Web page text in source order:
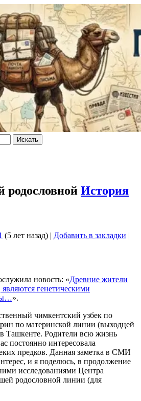
Искать
родословной История
(5 лет назад) | Добавить в закладки |
новость: «Древние жители
генетическими
».
чимкентский узбек по
по материнской линии (выходцей
Ташкенте. Родители всю жизнь
постоянно интересовала
предков. Данная заметка в СМИ
и я поделюсь, в продолжение
исследованиями Центра
родословной линии (для